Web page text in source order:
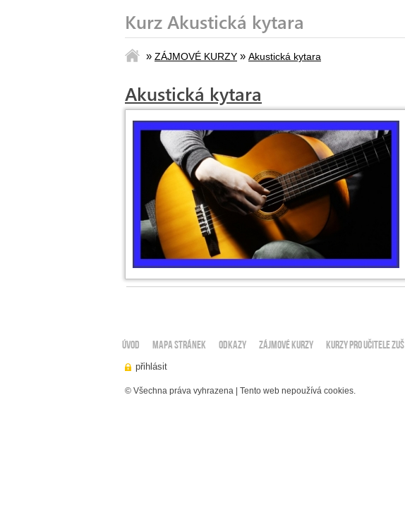
Kurz Akustická kytara
» ZÁJMOVÉ KURZY » Akustická kytara
Akustická kytara
ÚVOD Mapa stránek Odkazy ZÁJMOVÉ KURZY KURZY PRO UČITELE ZUŠ
© Všechna práva vyhrazena | Tento web nepoužívá cookies.